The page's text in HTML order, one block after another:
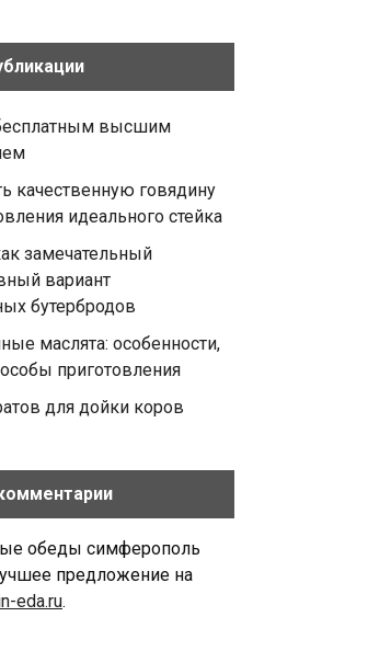
высшим
качественную говядину
идеального стейка
замечательный
вариант
бутербродов
маслята: особенности,
приготовления
для дойки коров
обеды симферополь
предложение на
eda.ru.